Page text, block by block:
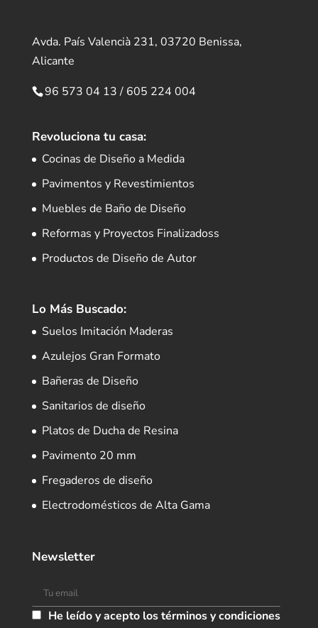
Avda. País Valencià 231, 03720 Benissa,
Alicante
96 573 04 13/ 605 224 004
Revoluciona tu casa:
Cocinas de Diseño a Medida
Pavimentos y Revestimientos
Muebles de Baño de Diseño
Reformas y Proyectos Finalizadoss
Productos de Diseño de Autor
Lo Más Buscado:
Suelos Imitación Maderas
Azulejos Gran Formato
Bañeras de Diseño
Sanitarios de diseño
Platos de Ducha de Resina
Pavimento 20 mm
Fregaderos de diseño
Electrodomésticos de Alta Gama
Newsletter
He leído y acepto los términos y condiciones